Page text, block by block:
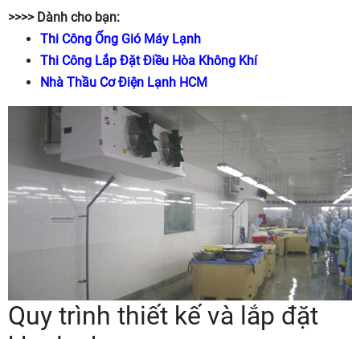
>>>> Dành cho bạn:
Thi Công Ống Gió Máy Lạnh
Thi Công Lắp Đặt Điều Hòa Không Khí
Nhà Thầu Cơ Điện Lạnh HCM
Quy trình thiết kế và lắp đặt